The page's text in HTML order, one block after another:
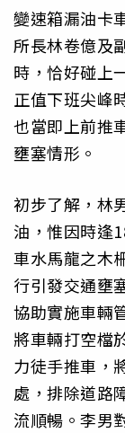
變速箱漏油卡
所長林卷億及
時，恰好碰上
正值下班尖峰
也當即上前推
壅塞情形。
初步了解，林
油，惟因時逢
車水馬龍之木
行引發交通壅
協助實施車輛
將車輛打空檔
力徒手推車，
處，排除道路
流順暢。李男